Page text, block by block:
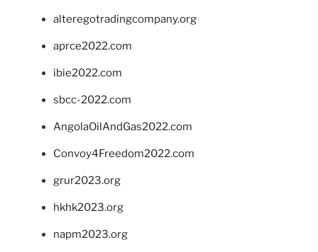
alteregotradingcompany.org
aprce2022.com
ibie2022.com
sbcc-2022.com
AngolaOilAndGas2022.com
Convoy4Freedom2022.com
grur2023.org
hkhk2023.org
napm2023.org